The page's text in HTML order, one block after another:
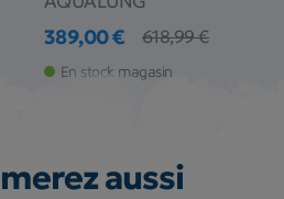
Prix
389,00 €
Prix de base
618,99 €
En stock magasin
aussi